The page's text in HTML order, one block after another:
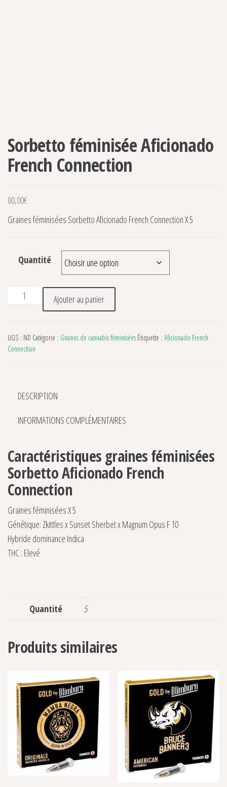
Sorbetto féminisée Aficionado
French Connection
80,00€
Graines féminisées Sorbetto Aficionado French Connection X 5
Quantité
quantité de Sorbetto féminisée Aficionado French
Ajouter au panier
UGS : ND Catégorie : Graines de cannabis féminisées Étiquette : Aficionado French
Connection
DESCRIPTION
INFORMATIONS COMPLÉMENTAIRES
Caractéristiques graines féminisées
Sorbetto Aficionado French
Connection
Graines féminisées X 5
Génétique: Zkittles x Sunset Sherbet x Magnum Opus F 10
Hybride dominance Indica
THC : Elevé
Quantité 5
Produits similaires